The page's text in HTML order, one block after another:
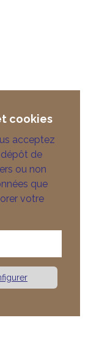
cookies
acceptez
de
ou non
que
votre